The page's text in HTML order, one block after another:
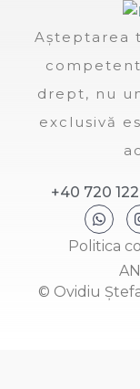
Așteptarea
drept, nu
exclusivă
+40 720 122
Politica
© Ovidiu